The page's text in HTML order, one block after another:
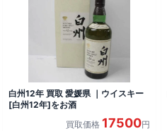
白州12年 買取 愛媛県 ｜ウイスキー
[白州12年]をお酒
買取価格 17500円